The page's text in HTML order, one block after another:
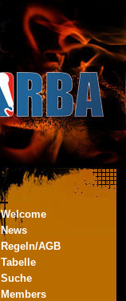
Welcome
News
Regeln/AGB
Tabelle
Suche
Members